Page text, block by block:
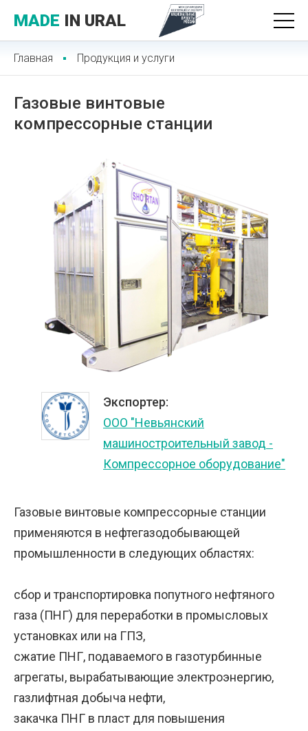
MADE IN URAL
Главная Продукция и услуги
Газовые винтовые
компрессорные станции
Экспортер:
OOO "Невьянский
машиностроительный завод -
Компрессорное оборудование"
Газовые винтовые компрессорные станции
применяются в нефтегазодобывающей
промышленности в следующих областях:
сбор и транспортировка попутного нефтяного
газа (ПНГ) для переработки в промысловых
установках или на ГПЗ,
сжатие ПНГ, подаваемого в газотурбинные
агрегаты, вырабатывающие электроэнергию,
газлифтная добыча нефти,
закачка ПНГ в пласт для повышения